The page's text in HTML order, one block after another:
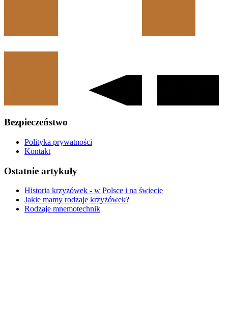
Bezpieczeństwo
Polityka prywatności
Kontakt
Ostatnie artykuły
Historia krzyżówek - w Polsce i na świecie
Jakie mamy rodzaje krzyżówek?
Rodzaje mnemotechnik